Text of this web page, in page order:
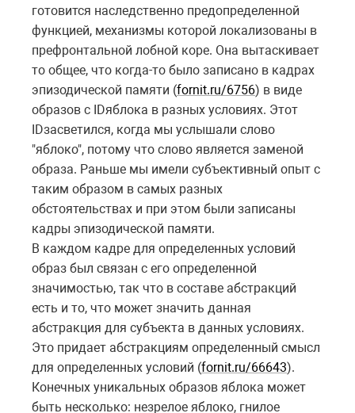
готовится наследственно предопределенной
функцией, механизмы которой локализованы в
префронтальной лобной коре. Она вытаскивает
то общее, что когда-то было записано в кадрах
эпизодической памяти (fornit.ru/6756) в виде
образов с IDяблока в разных условиях. Этот
IDзасветился, когда мы услышали слово
"яблоко", потому что слово является заменой
образа. Раньше мы имели субъективный опыт с
таким образом в самых разных
обстоятельствах и при этом были записаны
кадры эпизодической памяти.
В каждом кадре для определенных условий
образ был связан с его определенной
значимостью, так что в составе абстракций
есть и то, что может значить данная
абстракция для субъекта в данных условиях.
Это придает абстракциям определенный смысл
для определенных условий (fornit.ru/66643).
Конечных уникальных образов яблока может
быть несколько: незрелое яблоко, гнилое